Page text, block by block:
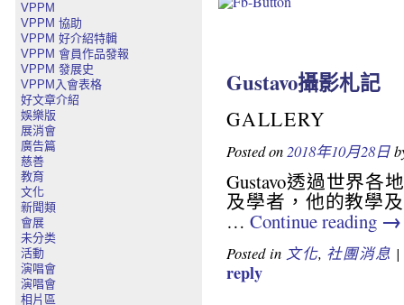
VPPM
VPPM 協助
VPPM 好介紹特輯
VPPM 會員作品發報
VPPM 發展史
VPPM入會表格
好文章介紹
娛樂版
展消會
廣告篇
慈善
教育
文化
新聞類
會展
未分类
活動
演唱會
演唱會
相片區
Gustavo攝影札記
GALLERY
Posted on 2018年10月28日
Gustavo透過世界各
及學者，他的教學
… Continue reading →
Posted in 文化, 社團消息 |
reply